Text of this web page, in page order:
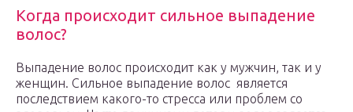
Когда происходит сильное выпадение
волос?
Выпадение волос происходит как у мужчин, так и у
женщин. Сильное выпадение волос является
последствием какого-то стресса или проблем со